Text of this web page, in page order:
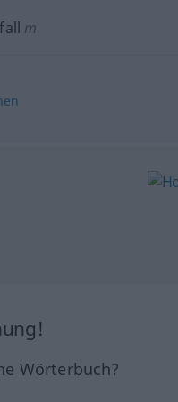
m
Wörterbuch?